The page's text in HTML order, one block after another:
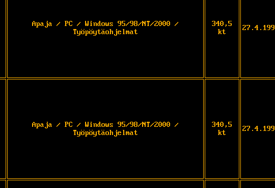
Apaja / PC / Windows 95/98/NT/2000 /
Työpöytäohjelmat
340,5
kt
Apaja / PC / Windows 95/98/NT/2000 /
Työpöytäohjelmat
340,5
kt